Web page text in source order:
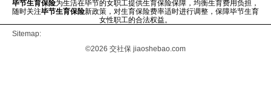
毕节生育保险为生活在毕节的女职工提供生育保险保障，均衡生育费用负担，
随时关注毕节生育保险新政策，对生育保险费率适时进行调整，保障毕节生育
女性职工的合法权益。
Sitemap:
©2026 交社保 jiaoshebao.com